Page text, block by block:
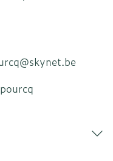
skynet.be